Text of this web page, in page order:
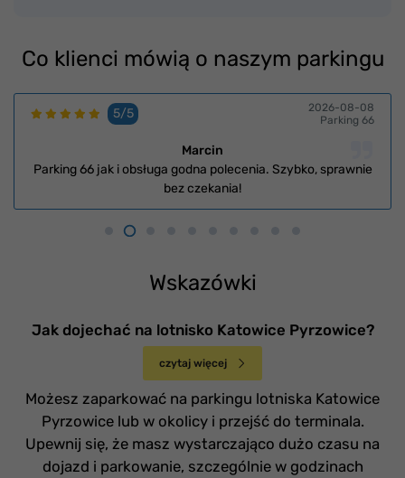
Co klienci mówią o naszym parkingu
5/5
2026-08-08
Parking 66
Marcin
Parking 66 jak i obsługa godna polecenia. Szybko, sprawnie
bez czekania!
Wskazówki
Jak dojechać na lotnisko Katowice Pyrzowice?
czytaj więcej
Możesz zaparkować na parkingu lotniska Katowice
Pyrzowice lub w okolicy i przejść do terminala.
Upewnij się, że masz wystarczająco dużo czasu na
dojazd i parkowanie, szczególnie w godzinach